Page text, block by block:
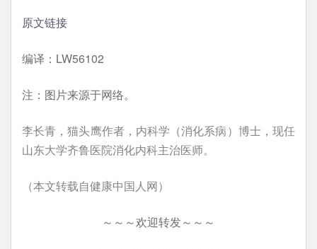
原文链接
编译：LW56102
注：图片来源于网络。
李长青，猫头鹰作者，内科学（消化系病）博士，现任
山东大学齐鲁医院消化内科主治医师。
（本文转载自健康中国人网）
～～～欢迎转发～～～